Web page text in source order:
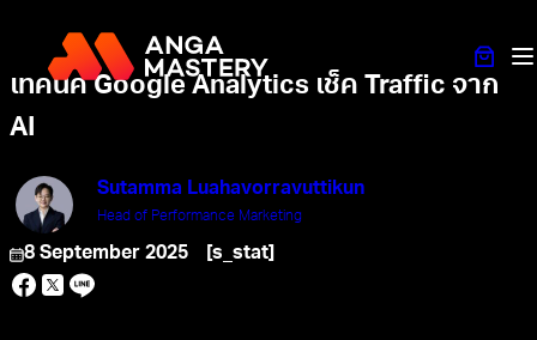
เทคนิค Google Analytics เช็ค Traffic จาก
AI
Sutamma Luahavorravuttikun
Head of Performance Marketing
8 September 2025 [s_stat]